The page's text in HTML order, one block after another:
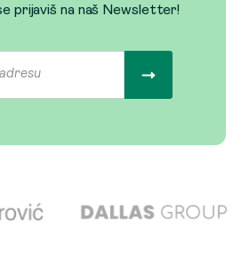
prijaviš na naš Newsletter!